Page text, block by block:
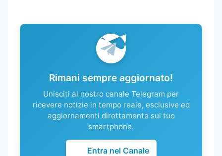
Rimani sempre aggiornato!
Unisciti al nostro canale Telegram per
ricevere notizie in tempo reale, esclusive ed
aggiornamenti direttamente sul tuo
smartphone.
Entra nel Canale